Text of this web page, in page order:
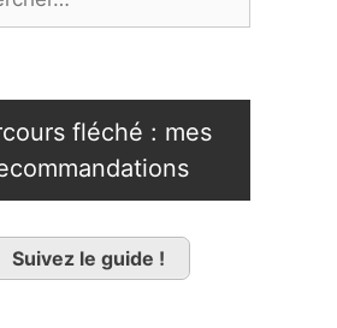
fléché : mes
Suivez le guide !